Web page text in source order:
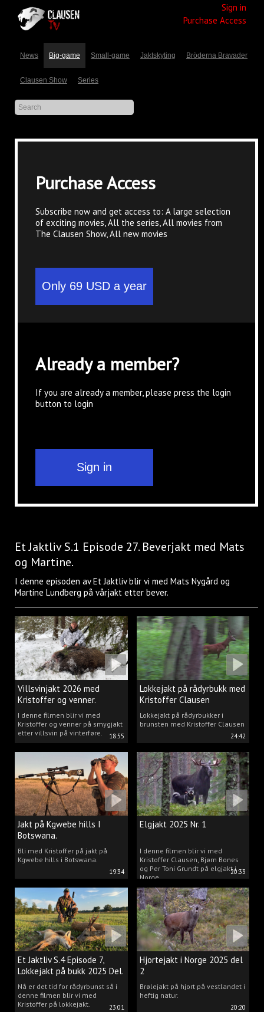
Sign in
Purchase Access
News Big-game Small-game Jaktskyting Bröderna Bravader
Clausen Show Series
Purchase Access
Subscribe now and get access to: A large selection
of exciting movies, All the series, All movies from
The Clausen Show, All new movies
Already a member?
If you are already a member, please press the login
button to login
Et Jaktliv S.1 Episode 27. Beverjakt med Mats
og Martine.
I denne episoden av Et Jaktliv blir vi med Mats Nygård og
Martine Lundberg på vårjakt etter bever.
18:55
Villsvinjakt 2026 med
Kristoffer og venner.
I denne filmen blir vi med
Kristoffer og venner på smygjakt
etter villsvin på vinterføre.
24:42
Lokkejakt på rådyrbukk med
Kristoffer Clausen
Lokkejakt på rådyrbukker i
brunsten med Kristoffer Clausen
19:34
Jakt på Kgwebe hills I
Botswana.
Bli med Kristoffer på jakt på
Kgwebe hills i Botswana.
20:33
Elgjakt 2025 Nr. 1
I denne filmen blir vi med
Kristoffer Clausen, Bjørn Bones
og Per Toni Grundt på elgjakt i
Norge.
23:01
Et Jaktliv S.4 Episode 7,
Lokkejakt på bukk 2025 Del.
2
Nå er det tid for rådyrbunst så i
denne filmen blir vi med
Kristoffer på lokkejakt.
20:20
Hjortejakt i Norge 2025 del
2
Brølejakt på hjort på vestlandet i
heftig natur.